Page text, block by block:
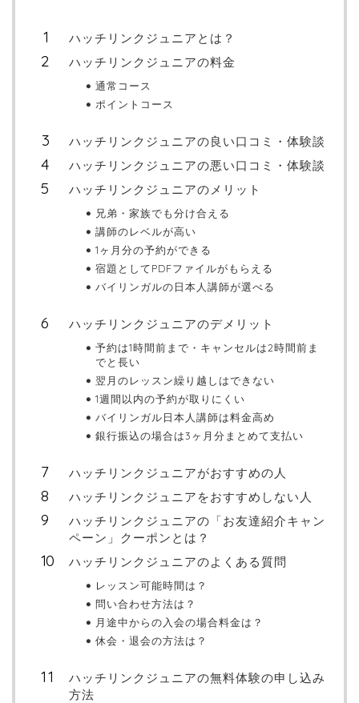
ハッチリンクジュニアとは？
ハッチリンクジュニアの料金
通常コース
ポイントコース
ハッチリンクジュニアの良い口コミ・体験談
ハッチリンクジュニアの悪い口コミ・体験談
ハッチリンクジュニアのメリット
兄弟・家族でも分け合える
講師のレベルが高い
1ヶ月分の予約ができる
宿題としてPDFファイルがもらえる
バイリンガルの日本人講師が選べる
ハッチリンクジュニアのデメリット
予約は1時間前まで・キャンセルは2時間前ま
でと長い
翌月のレッスン繰り越しはできない
1週間以内の予約が取りにくい
バイリンガル日本人講師は料金高め
銀行振込の場合は3ヶ月分まとめて支払い
ハッチリンクジュニアがおすすめの人
ハッチリンクジュニアをおすすめしない人
ハッチリンクジュニアの「お友達紹介キャン
ペーン」クーポンとは？
ハッチリンクジュニアのよくある質問
レッスン可能時間は？
問い合わせ方法は？
月途中からの入会の場合料金は？
休会・退会の方法は？
ハッチリンクジュニアの無料体験の申し込み
方法